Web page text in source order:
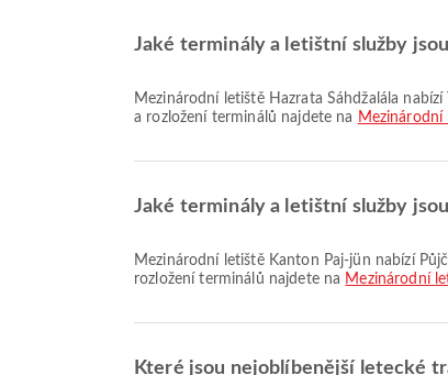
Jaké terminály a letištní služby
Mezinárodní letiště Hazrata Šáhdžalála nabízí Taxi, Dětský pokoj, Bankovní služba/bankomat a mnoho dalších služeb pro lepší cestovní zážitek. Podrobné informace o vybavení
a rozložení terminálů najdete na Mezinárodní
Jaké terminály a letištní služby
Mezinárodní letiště Kanton Paj-jün nabízí Půjčovna aut, Kyvadlový autobus, Airport Hotel a mnoho dalších služeb pro lepší cestovní zážitek. Podrobné informace o vybavení a
rozložení terminálů najdete na Mezinárodní
Které jsou nejoblíbenější letecké